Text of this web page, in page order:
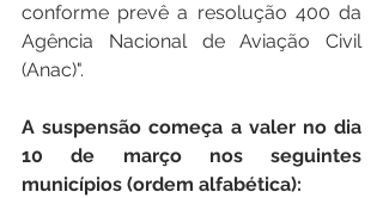
conforme prevê a resolução 400 da
Agência Nacional de Aviação Civil
(Anac)".
A suspensão começa a valer no dia
10 de março nos seguintes
municípios (ordem alfabética):